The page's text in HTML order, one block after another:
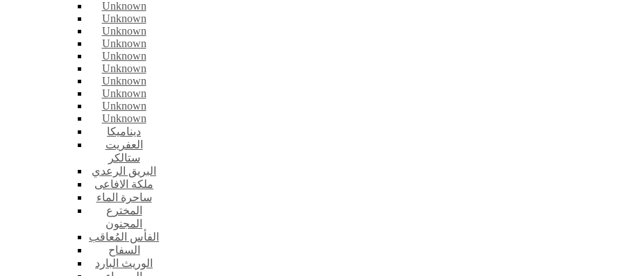
Unknown
Unknown
Unknown
Unknown
Unknown
Unknown
Unknown
Unknown
Unknown
Unknown
ديناميكا
العفريت
ستالكر
البريق الرعدي
ملكة الافاعى
ساحرة الماء
المخترع
المجنون
الفأس المُعاقب
السفاح
الوريث البارد